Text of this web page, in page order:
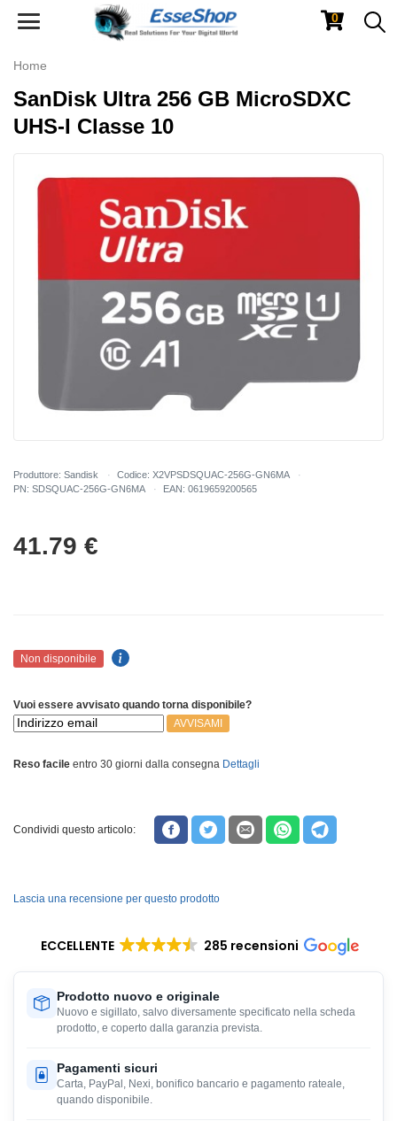
Toggle
0
Home
SanDisk Ultra 256 GB MicroSDXC
UHS-I Classe 10
Produttore: Sandisk
Codice: X2VPSDSQUAC-256G-GN6MA
PN: SDSQUAC-256G-GN6MA
EAN: 0619659200565
41.79 €
Non disponibile
Vuoi essere avvisato quando torna disponibile?
AVVISAMI
Reso facile entro 30 giorni dalla consegna Dettagli
Condividi questo articolo:
Lascia una recensione per questo prodotto
ECCELLENTE 285 recensioni
Prodotto nuovo e originale
Nuovo e sigillato, salvo diversamente specificato nella scheda
prodotto, e coperto dalla garanzia prevista.
Pagamenti sicuri
Carta, PayPal, Nexi, bonifico bancario e pagamento rateale,
quando disponibile.